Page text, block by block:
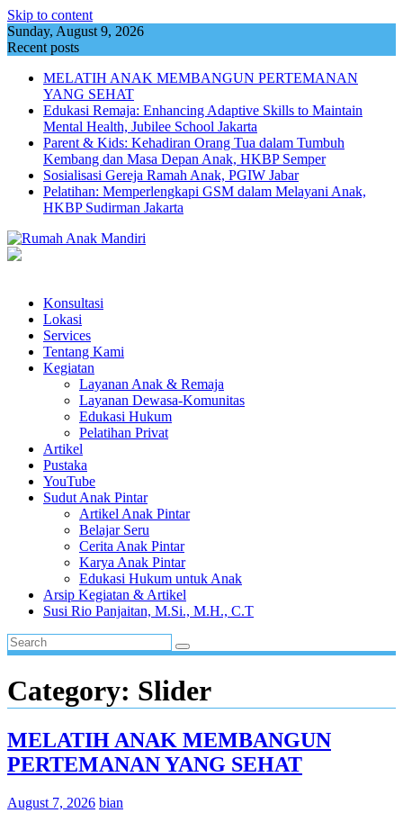
Skip to content
Sunday, August 9, 2026
Recent posts
MELATIH ANAK MEMBANGUN PERTEMANAN
YANG SEHAT
Edukasi Remaja: Enhancing Adaptive Skills to Maintain
Mental Health, Jubilee School Jakarta
Parent & Kids: Kehadiran Orang Tua dalam Tumbuh
Kembang dan Masa Depan Anak, HKBP Semper
Sosialisasi Gereja Ramah Anak, PGIW Jabar
Pelatihan: Memperlengkapi GSM dalam Melayani Anak,
HKBP Sudirman Jakarta
Konsultasi
Lokasi
Services
Tentang Kami
Kegiatan
Layanan Anak & Remaja
Layanan Dewasa-Komunitas
Edukasi Hukum
Pelatihan Privat
Artikel
Pustaka
YouTube
Sudut Anak Pintar
Artikel Anak Pintar
Belajar Seru
Cerita Anak Pintar
Karya Anak Pintar
Edukasi Hukum untuk Anak
Arsip Kegiatan & Artikel
Susi Rio Panjaitan, M.Si., M.H., C.T
Category: Slider
MELATIH ANAK MEMBANGUN
PERTEMANAN YANG SEHAT
August 7, 2026 bian